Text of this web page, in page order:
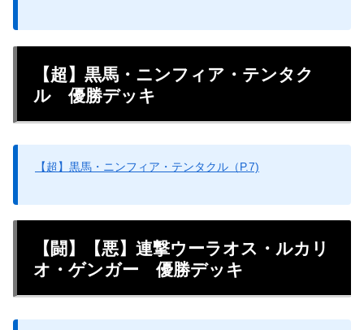
【超】黒馬・ニンフィア・テンタク
ル 優勝デッキ
【超】黒馬・ニンフィア・テンタクル（P.7)
【闘】【悪】連撃ウーラオス・ルカリ
オ・ゲンガー 優勝デッキ